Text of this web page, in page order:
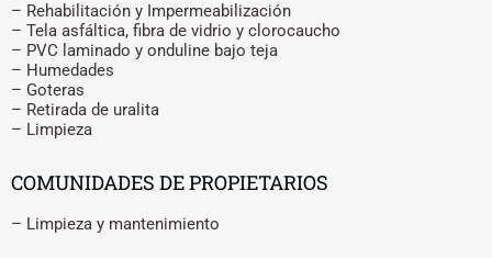
– Rehabilitación y Impermeabilización
– Tela asfáltica, fibra de vidrio y clorocaucho
– PVC laminado y onduline bajo teja
– Humedades
– Goteras
– Retirada de uralita
– Limpieza
COMUNIDADES DE PROPIETARIOS
– Limpieza y mantenimiento